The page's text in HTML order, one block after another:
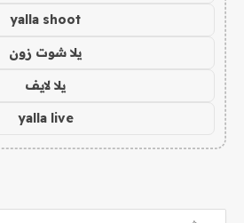
yalla shoot
يلا شوت زون
يلا لايف
yalla live